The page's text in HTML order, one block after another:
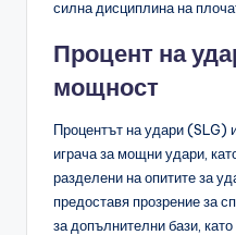
силна дисциплина на
Процент на
мощност
Процентът на удари (SLG)
играча за мощни удари,
разделени на опитите за
предоставя прозрение за
за допълнителни бази,